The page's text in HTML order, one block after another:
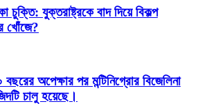
চুক্তি: যুক্তরাষ্ট্রকে বাদ দিয়ে বিকল্প
খোঁজে?
অপেক্ষার পর মন্টিনিগ্রোর বিজেলিনা
চালু হয়েছে।